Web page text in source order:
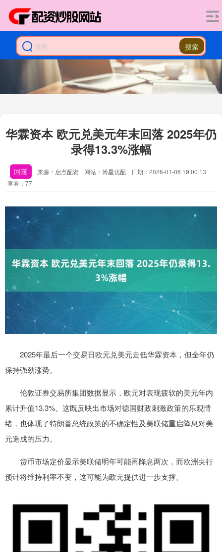
搜索
华霖资本 欧元兑美元年末回落 2025年仍
录得13.3%涨幅
回落 来源：启点配资 网站：博星优配
日期：2026-01-06 19:00:13
查看：77
2025年最后一个交易日欧元兑美元走低华霖资本，但全年仍
保持强劲涨势。
伦敦证券交易所集团数据显示，欧元对表现疲软的美元年内
累计升值13.3%。这既反映出市场对德国财政刺激政策的乐观情
绪，也体现了特朗普总统政策的不确定性及美联储重启降息对美
元造成的压力。
货币市场定价显示美联储明年可能再降息两次，而欧洲央行
预计将维持利率不变，这可能为欧元提供进一步支撑。